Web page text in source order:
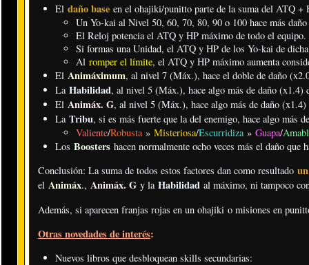
El daño base en el ohajiki/punitto parte de la suma del ATQ
Un Yo-kai al Nivel 50, 60, 70, 80, 90 o 100 hace más
El Reloj potencia el ATQ y HP máximo de todo el equipo.
Si formas una Unidad, el ATQ y HP de los Yo-kai de
Al romper el límite, el ATQ y HP máximo aumenta
El Animáximum, al nivel 7 (Máx.), hace el doble de daño
La Habilidad, al nivel 5 (Máx.), hace algo más de daño (x1.4)
El Animáx. G, al nivel 5 (Máx.), hace algo más de daño
La Tribu, si es más fuerte que la del enemigo, hace algo más
Valiente/Robusta » Misteriosa/Escurridiza » Guapa/
Los Boosters hacen normalmente ocho veces más el daño que
Conclusión: La suma de todos estos factores dan como resultado
el Animáx., Animáx. G y la Habilidad al máximo, ni tampoco
Además, si aparecen franjas rojas en un ohajiki o misiones en
Otras novedades de interés:
Nuevos libros que desbloquean skills secundarias: